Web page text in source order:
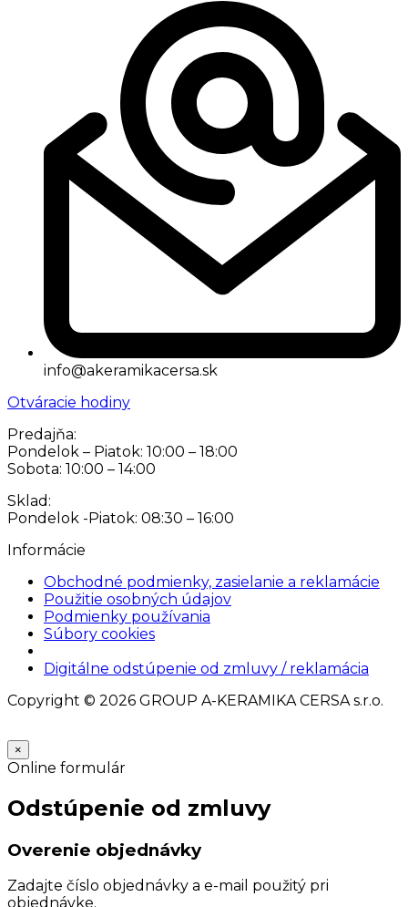
info@akeramikacersa.sk
Otváracie hodiny
Predajňa:
Pondelok – Piatok: 10:00 – 18:00
Sobota: 10:00 – 14:00
Sklad:
Pondelok -Piatok: 08:30 – 16:00
Informácie
Obchodné podmienky, zasielanie a reklamácie
Použitie osobných údajov
Podmienky používania
Súbory cookies
Digitálne odstúpenie od zmluvy / reklamácia
Copyright © 2026 GROUP A-KERAMIKA CERSA s.r.o.
×
Online formulár
Odstúpenie od zmluvy
Overenie objednávky
Zadajte číslo objednávky a e-mail použitý pri
objednávke.